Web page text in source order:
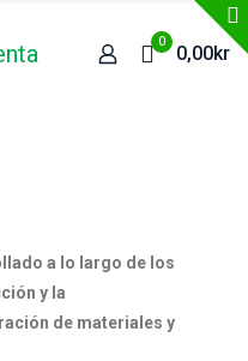
0
0,00kr
a lo largo de los
y la
de materiales y